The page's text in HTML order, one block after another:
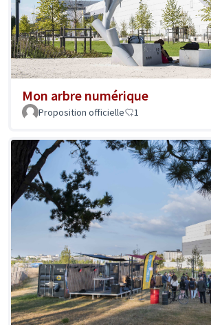
Mon arbre numérique
Proposition officielle 1